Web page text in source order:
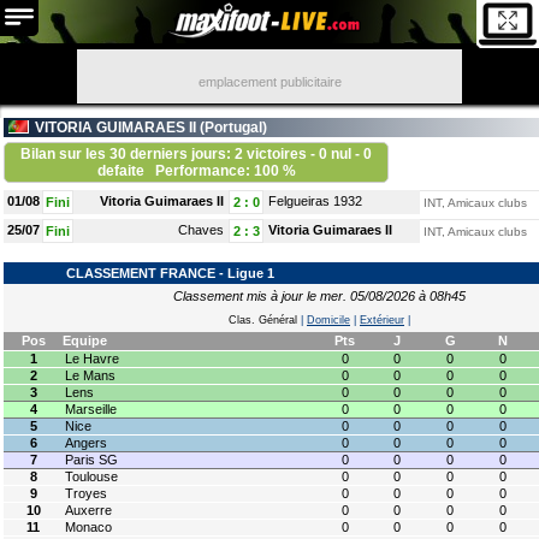
emplacement publicitaire
VITORIA GUIMARAES II (Portugal )
Bilan sur les 30 derniers jours: 2 victoires - 0 nul - 0
defaite
Performance: 100 %
01/08 Fini Vitoria Guimaraes II 2: 0 Felgueiras 1932 INT, Amicaux clubs
25/07 Fini Chaves 2: 3 Vitoria Guimaraes II INT, Amicaux clubs
CLASSEMENT FRANCE - Ligue 1
Classement mis à jour le mer. 05/08/2026 à 08h45
Clas. Général Domicile Extérieur
Pos Equipe Pts J G
N
1
Le Havre 0 0 0
0
2
Le Mans 0 0 0
0
3
Lens 0 0 0
0
4
Marseille 0 0 0
0
5
Nice 0 0 0
0
6
Angers 0 0 0
0
7
Paris SG 0 0 0
0
8
Toulouse 0 0 0
0
9
Troyes 0 0 0
0
10
Auxerre 0 0 0
0
11
Monaco 0 0 0
0